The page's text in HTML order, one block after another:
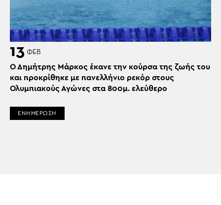
13 ΦΕΒ
Ο Δημήτρης Μάρκος έκανε την κούρσα της ζωής του
και προκρίθηκε με πανελλήνιο ρεκόρ στους
Ολυμπιακούς Αγώνες στα 800μ. ελεύθερο
ΕΝΗΜΕΡΩΣΗ